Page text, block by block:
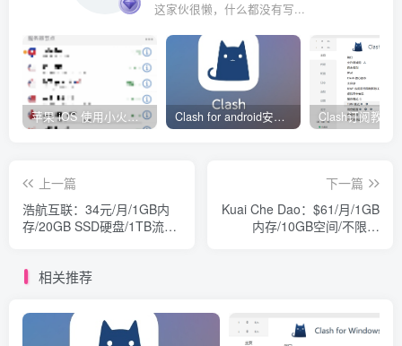
这家伙很懒，什么都没有写...
苹果 iOS 使用小火箭(shadowrocket)新手教程 Clash for android安卓客户端保姆级新手使用教程
上一篇
浩航互联：34元/月/1GB内
存/20GB SSD硬盘/1TB流
下一篇
Kuai Che Dao：$61/月/1GB
内存/10GB空间/不限流
相关推荐